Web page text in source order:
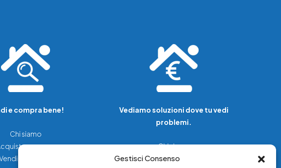
Gestisci Consenso
e compra bene!
Chi siamo
una casa
la tua casa
Vediamo soluzioni dove tu vedi
problemi.
Chi siamo
Servizi di tutela legale